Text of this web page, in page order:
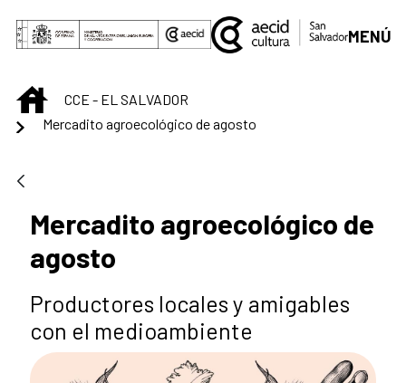
Saut au contenu principal
MENÚ
INICIOCCE - EL SALVADOR
Mercadito agroecológico de agosto
Mercadito agroecológico de
agosto
Productores locales y amigables
con el medioambiente